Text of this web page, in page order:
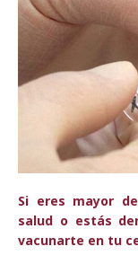
Si eres mayor
salud o estás
vacunarte en tu